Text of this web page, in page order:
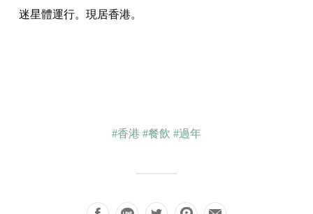
迷星體運行。現居香港。
#香港 #餐飲 #過年